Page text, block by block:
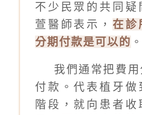
不少民眾的共同疑
萱醫師表示， 在診
分期付款是可以的 。
我們通常把費
付款。代表植牙做
階段，就向患者收